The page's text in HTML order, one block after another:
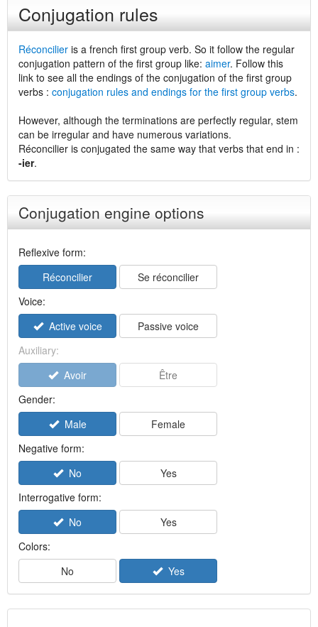
Conjugation rules
Réconcilier is a french first group verb. So it follow the regular
conjugation pattern of the first group like: aimer. Follow this
link to see all the endings of the conjugation of the first group
verbs : conjugation rules and endings for the first group verbs.
However, although the terminations are perfectly regular, stem
can be irregular and have numerous variations.
Réconcilier is conjugated the same way that verbs that end in :
-ier.
Conjugation engine options
Reflexive form:
Réconcilier
Se réconcilier
Voice:
Active voice
Passive voice
Auxiliary:
Avoir
Être
Gender:
Male
Female
Negative form:
No
Yes
Interrogative form:
No
Yes
Colors:
No
Yes